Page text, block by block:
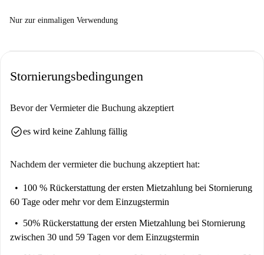
Nur zur einmaligen Verwendung
Stornierungsbedingungen
Bevor der Vermieter die Buchung akzeptiert
check_circlees wird keine Zahlung fällig
Nachdem der vermieter die buchung akzeptiert hat:
100 % Rückerstattung der ersten Mietzahlung bei Stornierung
60 Tage oder mehr vor dem Einzugstermin
50% Rückerstattung der ersten Mietzahlung bei Stornierung
zwischen 30 und 59 Tagen vor dem Einzugstermin